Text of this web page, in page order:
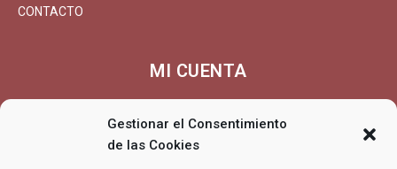
Gestionar el Consentimiento
de las Cookies
CONTACTO
MI CUENTA
MI CUENTA/REGISTRARSE
CARRITO